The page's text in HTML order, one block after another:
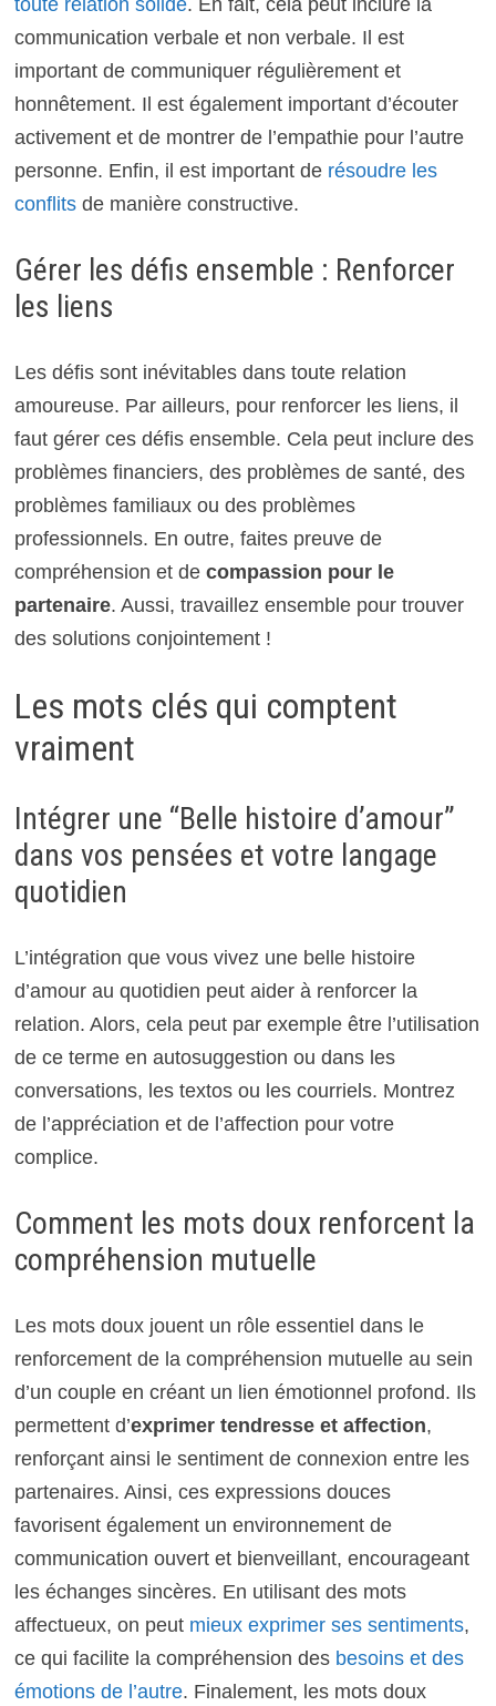
communication verbale et non verbale. Il est
important de communiquer régulièrement et
honnêtement. Il est également important d’écouter
activement et de montrer de l’empathie pour l’autre
personne. Enfin, il est important de résoudre les
conflitsde manière constructive.
Gérer les défis ensemble : Renforcer
les liens
Les défis sont inévitables dans toute relation
amoureuse. Par ailleurs, pour renforcer les liens, il
faut gérer ces défis ensemble. Cela peut inclure des
problèmes financiers, des problèmes de santé, des
problèmes familiaux ou des problèmes
professionnels. En outre, faites preuve de
compréhension et de compassion pour le
partenaire. Aussi, travaillez ensemble pour trouver
des solutions conjointement !
Les mots clés qui comptent
vraiment
Intégrer une “Belle histoire d’amour”
dans vos pensées et votre langage
quotidien
L’intégration que vous vivez une belle histoire
d’amour au quotidien peut aider à renforcer la
relation. Alors, cela peut par exemple être l’utilisation
de ce terme en autosuggestion ou dans les
conversations, les textos ou les courriels. Montrez
de l’appréciation et de l’affection pour votre
complice.
Comment les mots doux renforcent la
compréhension mutuelle
Les mots doux jouent un rôle essentiel dans le
renforcement de la compréhension mutuelle au sein
d’un couple en créant un lien émotionnel profond. Ils
permettent d’exprimer tendresse et affection,
renforçant ainsi le sentiment de connexion entre les
partenaires. Ainsi, ces expressions douces
favorisent également un environnement de
communication ouvert et bienveillant, encourageant
les échanges sincères. En utilisant des mots
affectueux, on peut mieux exprimer ses sentiments,
ce qui facilite la compréhension des besoins et des
émotions de l’autre. Finalement, les mots doux